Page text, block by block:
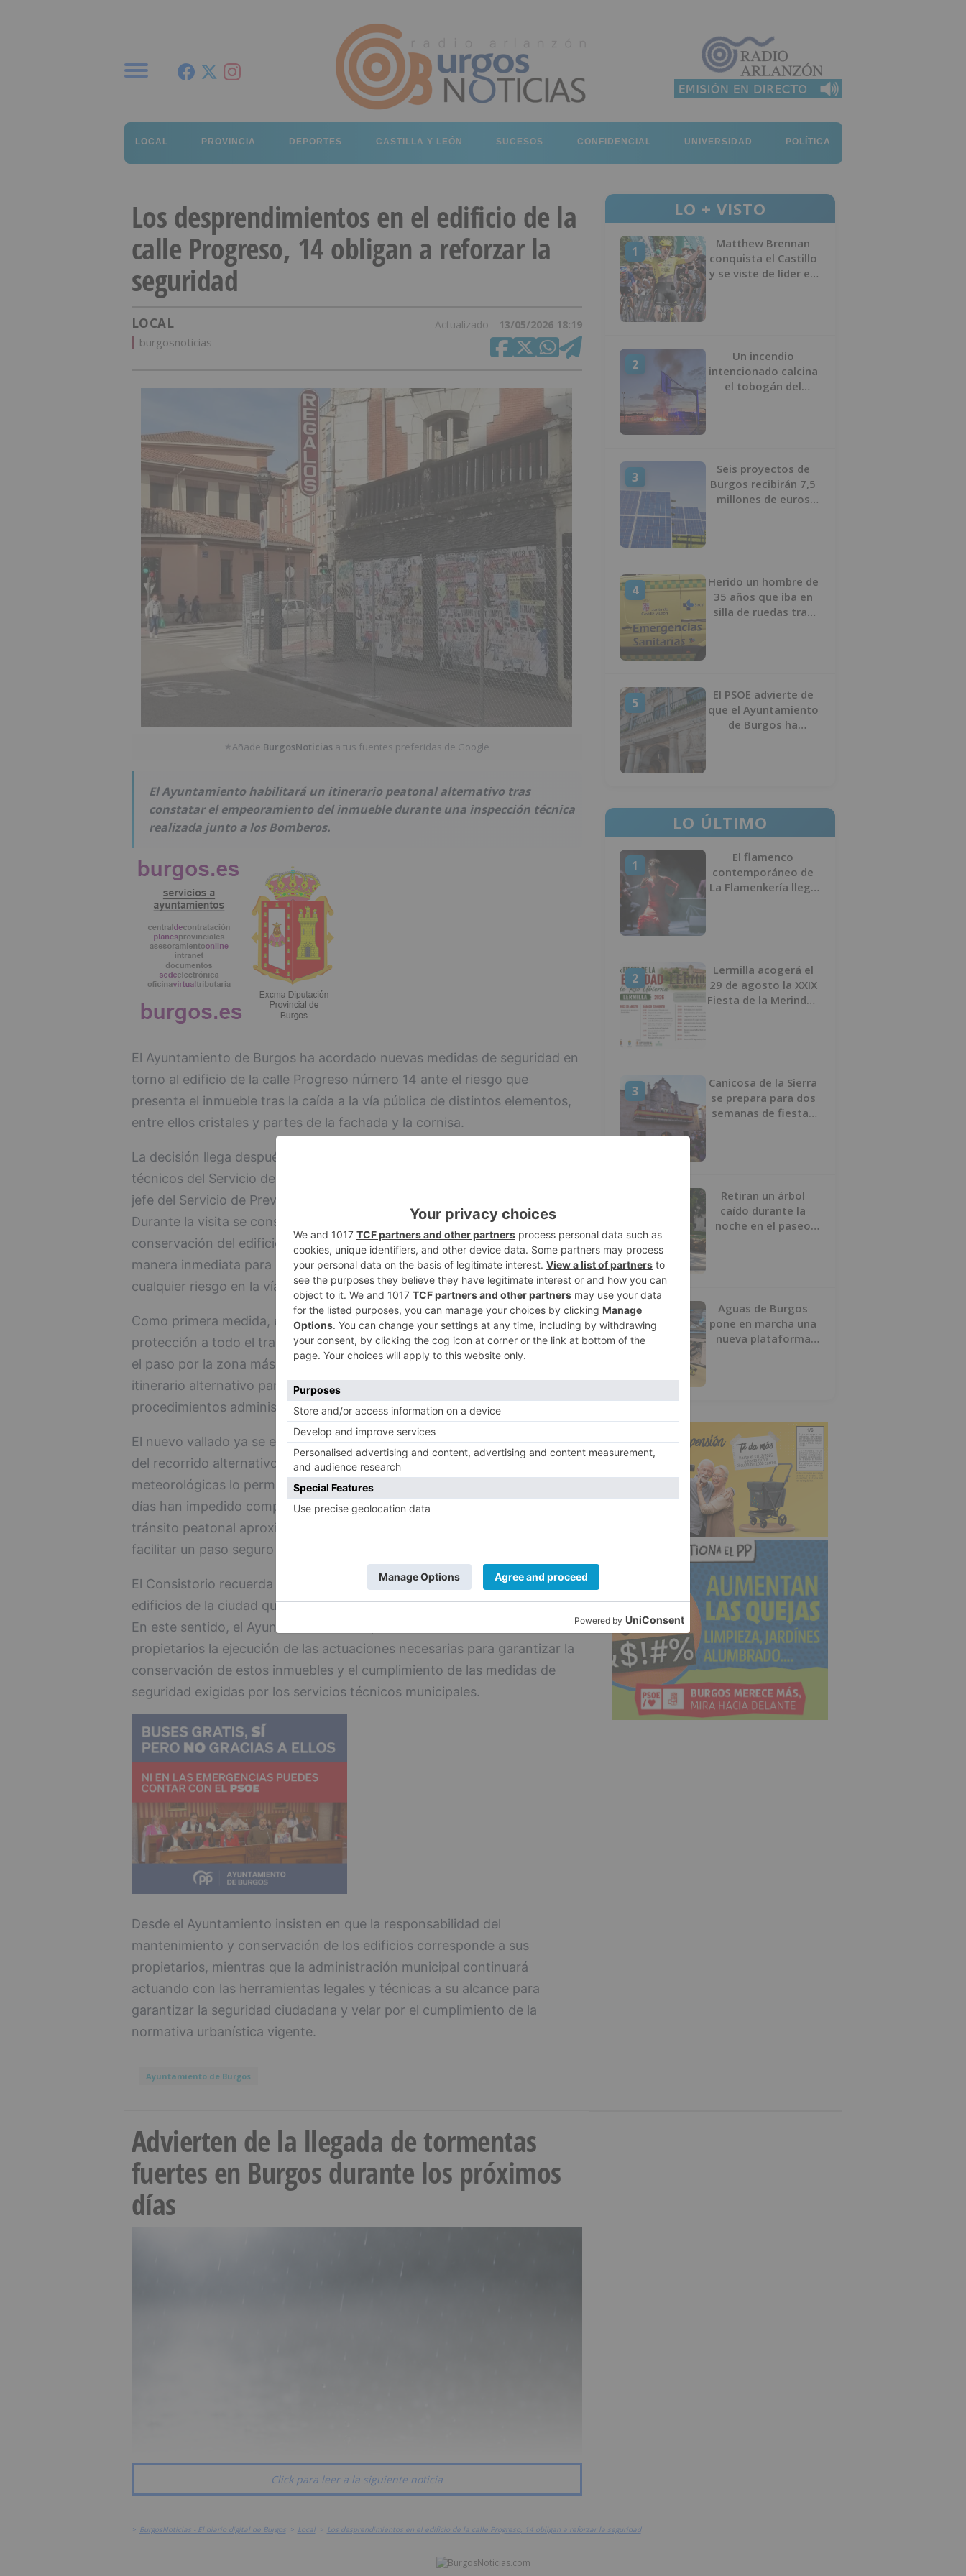
LOCAL PROVINCIA DEPORTES CASTILLA Y LEÓN SUCESOS CONFIDENCIAL UNIVERSIDAD POLÍTICA
Los desprendimientos en el edificio de la
calle Progreso, 14 obligan a reforzar la
seguridad
LOCAL Actualizado 13/05/2026 18:19
burgosnoticias
★Añade BurgosNoticias a tus fuentes preferidas de Google
El Ayuntamiento habilitará un itinerario peatonal alternativo tras
constatar el empeoramiento del inmueble durante una inspección técnica
realizada junto a los Bomberos.
El Ayuntamiento de Burgos ha acordado nuevas medidas de seguridad en
torno al edificio de la calle Progreso número 14 ante el riesgo que
presenta el inmueble tras la caída a la vía pública de distintos elementos,
entre ellos cristales y partes de la fachada y la cornisa.
La decisión llega después de la inspección realizada la pasada semana por
técnicos del Servicio de Licencias, acompañados por una dotación y el
jefe del Servicio de Prevención, Extinción de Incendios y Salvamento.
Durante la visita se constató un empeoramiento del estado de
conservación del edificio, lo que ha obligado al Consistorio a actuar de
manera inmediata para garantizar la seguridad de los peatones y reducir
cualquier riesgo en la vía pública.
Como primera medida, el Ayuntamiento ha ampliado el vallado de
protección a todo el tramo de calle que ocupa el inmueble, restringiendo
el paso por la zona más próxima a la fachada. Además, se habilitará un
itinerario alternativo para los peatones mientras continúan los
procedimientos administrativos vinculados al edificio.
El nuevo vallado ya se encuentra instalado, mientras que la señalización
del recorrido alternativo se ejecutará en cuanto las condiciones
meteorológicas lo permitan, ya que las lluvias registradas en los últimos
días han impedido completar estos trabajos. El desvío desplazará el
tránsito peatonal aproximadamente tres metros hacia la izquierda para
facilitar un paso seguro por la calle Progreso.
El Consistorio recuerda además que este inmueble es uno de los cuatro
edificios de la ciudad que cuentan actualmente con expediente de ruina.
En este sentido, el Ayuntamiento ha requerido de forma reiterada a los
propietarios la ejecución de las actuaciones necesarias para garantizar la
conservación de estos inmuebles y el cumplimiento de las medidas de
seguridad exigidas por los servicios técnicos municipales.
Desde el Ayuntamiento insisten en que la responsabilidad del
mantenimiento y conservación de los edificios corresponde a sus
propietarios, mientras que la administración municipal continuará
actuando con las herramientas legales y técnicas a su alcance para
garantizar la seguridad ciudadana y velar por el cumplimiento de la
normativa urbanística vigente.
Ayuntamiento de Burgos
LO + VISTO
1
Matthew Brennan
conquista el Castillo
y se viste de líder en
2
Un incendio
intencionado calcina
el tobogán del
3
Seis proyectos de
Burgos recibirán 7,5
millones de euros
4
Herido un hombre de
35 años que iba en
silla de ruedas tras
5
El PSOE advierte de
que el Ayuntamiento
de Burgos ha
LO ÚLTIMO
1
El flamenco
contemporáneo de
La Flamenkería llega
2
Lermilla acogerá el
29 de agosto la XXIX
Fiesta de la Merindad
3
Canicosa de la Sierra
se prepara para dos
semanas de fiestas
Retiran un árbol
caído durante la
noche en el paseo
5
Aguas de Burgos
pone en marcha una
nueva plataforma
Advierten de la llegada de tormentas
fuertes en Burgos durante los próximos
días
Click para leer a la siguiente noticia
> BurgosNoticias - El diario digital de Burgos > Local > Los desprendimientos en el edificio de la calle Progreso, 14 obligan a reforzar la seguridad